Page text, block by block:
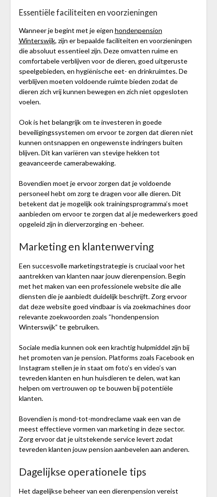
Essentiële faciliteiten en voorzieningen
Wanneer je begint met je eigen hondenpension
Winterswijk, zijn er bepaalde faciliteiten en voorzieningen
die absoluut essentieel zijn. Deze omvatten ruime en
comfortabele verblijven voor de dieren, goed uitgeruste
speelgebieden, en hygiënische eet- en drinkruimtes. De
verblijven moeten voldoende ruimte bieden zodat de
dieren zich vrij kunnen bewegen en zich niet opgesloten
voelen.
Ook is het belangrijk om te investeren in goede
beveiligingssystemen om ervoor te zorgen dat dieren niet
kunnen ontsnappen en ongewenste indringers buiten
blijven. Dit kan variëren van stevige hekken tot
geavanceerde camerabewaking.
Bovendien moet je ervoor zorgen dat je voldoende
personeel hebt om zorg te dragen voor alle dieren. Dit
betekent dat je mogelijk ook trainingsprogramma’s moet
aanbieden om ervoor te zorgen dat al je medewerkers goed
opgeleid zijn in dierverzorging en -beheer.
Marketing en klantenwerving
Een succesvolle marketingstrategie is cruciaal voor het
aantrekken van klanten naar jouw dierenpension. Begin
met het maken van een professionele website die alle
diensten die je aanbiedt duidelijk beschrijft. Zorg ervoor
dat deze website goed vindbaar is via zoekmachines door
relevante zoekwoorden zoals “hondenpension
Winterswijk” te gebruiken.
Sociale media kunnen ook een krachtig hulpmiddel zijn bij
het promoten van je pension. Platforms zoals Facebook en
Instagram stellen je in staat om foto’s en video’s van
tevreden klanten en hun huisdieren te delen, wat kan
helpen om vertrouwen op te bouwen bij potentiële
klanten.
Bovendien is mond-tot-mondreclame vaak een van de
meest effectieve vormen van marketing in deze sector.
Zorg ervoor dat je uitstekende service levert zodat
tevreden klanten jouw pension aanbevelen aan anderen.
Dagelijkse operationele tips
Het dagelijkse beheer van een dierenpension vereist